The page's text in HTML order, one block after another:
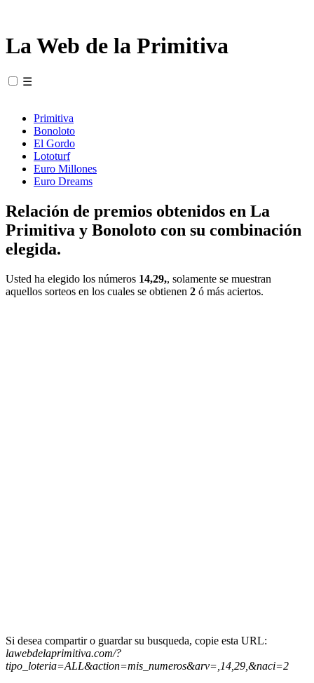
La Web de la Primitiva
☰
Primitiva
Bonoloto
El Gordo
Lototurf
Euro Millones
Euro Dreams
Relación de premios obtenidos en La
Primitiva y Bonoloto con su combinación
elegida.
Usted ha elegido los números 14,29,, solamente se muestran
aquellos sorteos en los cuales se obtienen 2 ó más aciertos.
Si desea compartir o guardar su busqueda, copie esta URL:
lawebdelaprimitiva.com/?
tipo_loteria=ALL&action=mis_numeros&arv=,14,29,&naci=2